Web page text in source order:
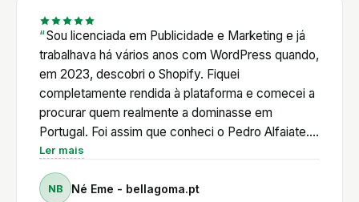
Num ecossistema em constante evolução, ter
acesso a este conhecimento e a uma comunidade
ativa permite poupar tempo, tomar melhores
decisões e evoluir continuamente. Para mim, a
Academia Shopifyers é muito mais do que uma
plataforma de formação. É um ponto de apoio
permanente para quem quer tirar o máximo partido
do Shopify, independentemente do nível de
experiência.
Sou licenciada em Publicidade e Marketing e já
trabalhava há vários anos com WordPress quando,
em 2023, descobri o Shopify. Fiquei
completamente rendida à plataforma e comecei a
procurar quem realmente a dominasse em
Portugal. Foi assim que conheci o Pedro Alfaiate.
Primeiro através de uma amiga, depois vendo os
seus vídeos no YouTube. Mais tarde, ao entrar em
contacto diretamente com ele. Ainda antes de ser
Ler mais
NB Né Eme - bellagoma.pt